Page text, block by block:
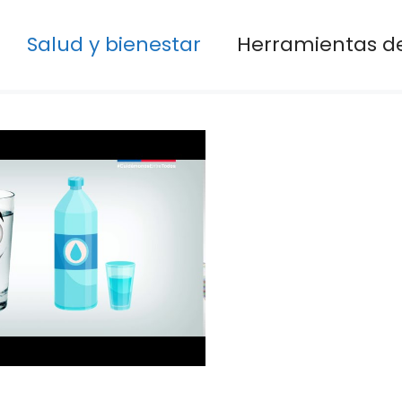
Salud y bienestar Herramientas